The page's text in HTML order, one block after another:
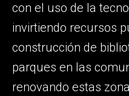
con el uso de la
invirtiendo recursos
construcción de
parques en las
renovando estas